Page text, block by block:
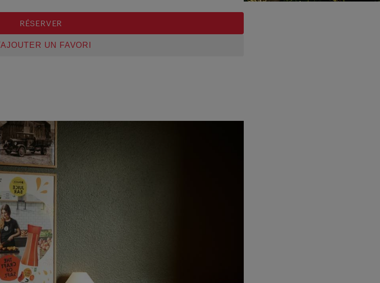
RÉSERVER
AJOUTER UN FAVORI